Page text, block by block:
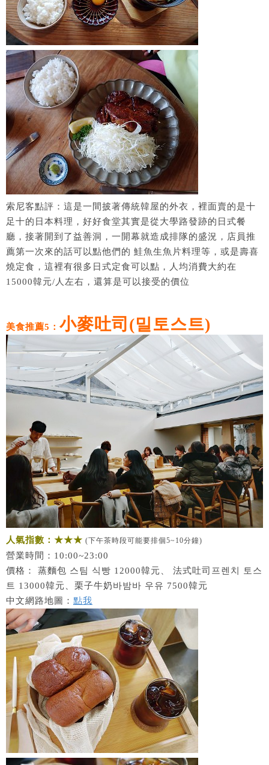
索尼客點評：這是一間披著傳統韓屋的外衣，裡面賣的是十
足十的日本料理，好好食堂其實是從大學路發跡的日式餐
廳，接著開到了益善洞，一開幕就造成排隊的盛況，店員推
薦第一次來的話可以點他們的 鮭魚生魚片料理等，或是壽喜
燒定食，這裡有很多日式定食可以點，人均消費大約在
15000韓元/人左右，還算是可以接受的價位
美食推薦5： 小麥吐司(밀토스트)
人氣指數：★★★ (下午茶時段可能要排個5~10分鐘)
營業時間：10:00~23:00
價格： 蒸麵包 스팀 식빵 12000韓元、 法式吐司프렌치 토스
트 13000韓元、栗子牛奶바밤바 우유 7500韓元
中文網路地圖： 點我